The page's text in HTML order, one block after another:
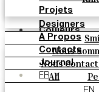
Vintage Metallics
Projets
Designers
À Propos
Nous
Contacts
Nous
Catalogues
Journal
All
Materials &
FR
EN
Smink
Paulo Vale
Couleurs
Basic
Matt Colours
Oxide
Special